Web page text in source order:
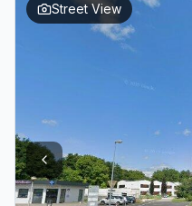
Street View